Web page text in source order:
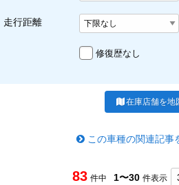
走行距離
修復歴なし
在庫店舗を地
この車種の関連記事
83 件中 1〜30 件表示